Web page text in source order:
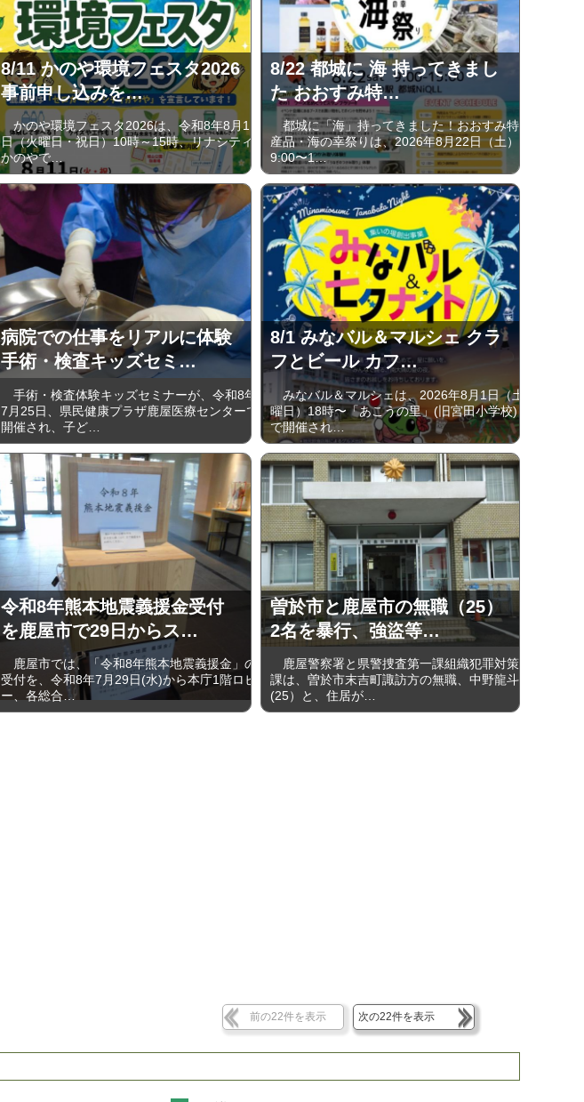
8/11 かのや環境フェスタ2026
事前申し込みを…
かのや環境フェスタ2026は、令和8年8月11
日（火曜日・祝日）10時～15時、リナシティ
かのやで…
8/22 都城に 海 持ってきまし
た おおすみ特…
都城に「海」持ってきました！おおすみ特
産品・海の幸祭りは、2026年8月22日（土）
9:00〜1…
病院での仕事をリアルに体験
手術・検査キッズセミ…
手術・検査体験キッズセミナーが、令和8年
7月25日、県民健康プラザ鹿屋医療センターで
開催され、子ど…
8/1 みなバル＆マルシェ クラ
フとビール カフ…
みなバル＆マルシェは、2026年8月1日（土
曜日）18時〜「あこうの里」(旧宮田小学校)
で開催され…
令和8年熊本地震義援金受付
を鹿屋市で29日からス…
鹿屋市では、「令和8年熊本地震義援金」の
受付を、令和8年7月29日(水)から本庁1階ロビ
ー、各総合…
曽於市と鹿屋市の無職（25）
2名を暴行、強盜等…
鹿屋警察署と県警捜査第一課組織犯罪対策
課は、曽於市末吉町諏訪方の無職、中野龍斗
(25）と、住居が…
前の22件を表示 次の22件を表示